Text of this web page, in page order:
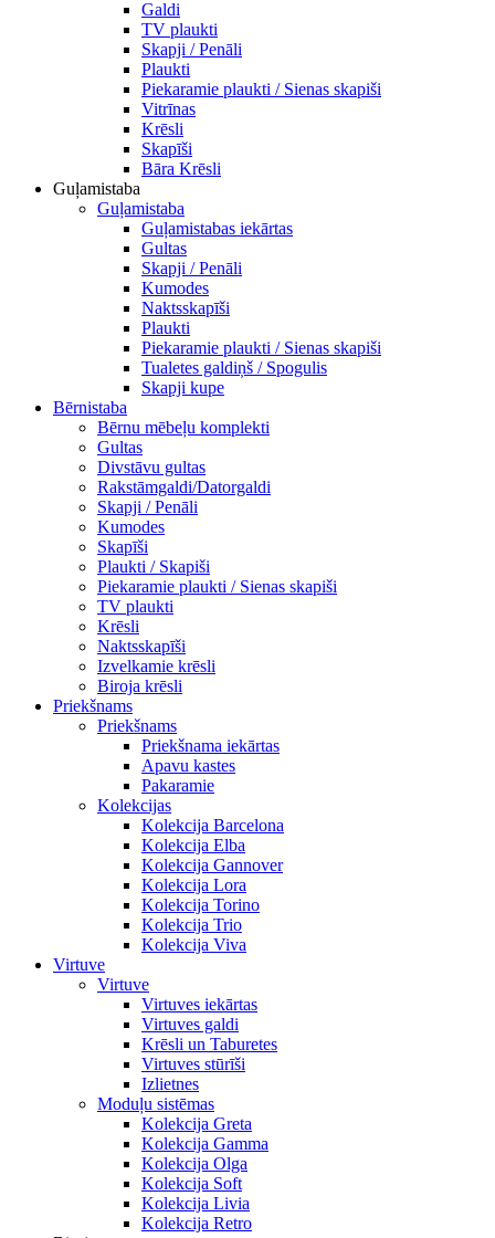
Galdi
TV plaukti
Skapji / Penāli
Plaukti
Piekaramie plaukti / Sienas skapiši
Vitrīnas
Krēsli
Skapīši
Bāra Krēsli
Guļamistaba
Guļamistaba
Guļamistabas iekārtas
Gultas
Skapji / Penāli
Kumodes
Naktsskapīši
Plaukti
Piekaramie plaukti / Sienas skapiši
Tualetes galdiņš / Spogulis
Skapji kupe
Bērnistaba
Bērnu mēbeļu komplekti
Gultas
Divstāvu gultas
Rakstāmgaldi/Datorgaldi
Skapji / Penāli
Kumodes
Skapīši
Plaukti / Skapiši
Piekaramie plaukti / Sienas skapiši
TV plaukti
Krēsli
Naktsskapīši
Izvelkamie krēsli
Biroja krēsli
Priekšnams
Priekšnams
Priekšnama iekārtas
Apavu kastes
Pakaramie
Kolekcijas
Kolekcija Barcelona
Kolekcija Elba
Kolekcija Gannover
Kolekcija Lora
Kolekcija Torino
Kolekcija Trio
Kolekcija Viva
Virtuve
Virtuve
Virtuves iekārtas
Virtuves galdi
Krēsli un Taburetes
Virtuves stūrīši
Izlietnes
Moduļu sistēmas
Kolekcija Greta
Kolekcija Gamma
Kolekcija Olga
Kolekcija Soft
Kolekcija Livia
Kolekcija Retro